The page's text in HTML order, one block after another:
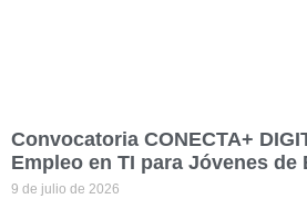
Convocatoria CONECTA+
Empleo en TI para Jóvenes de
9 de julio de 2026